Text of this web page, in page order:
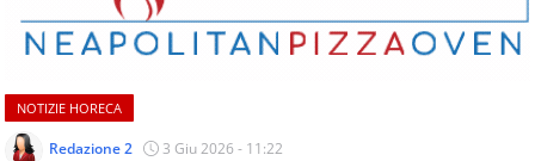
sul
mondo
dei
consumi
fuoricasa,
NOTIZIE HORECA
Redazione 2 3 Giu 2026 - 11:22